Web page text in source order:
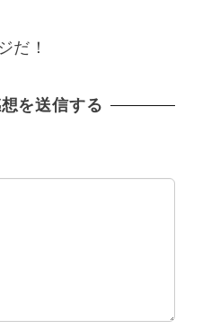
だ！
を送信する